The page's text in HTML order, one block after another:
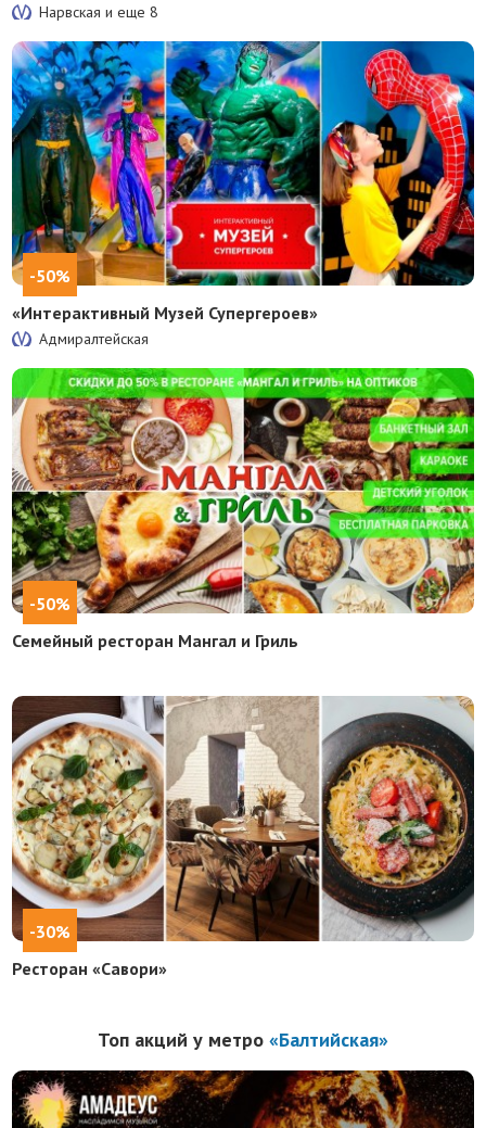
Нарвская и еще8
-50%
«Интерактивный Музей Супергероев»
Адмиралтейская
-50%
Семейный ресторан Мангал и Гриль
-30%
Ресторан «Савори»
Топ акций у метро «Балтийская»